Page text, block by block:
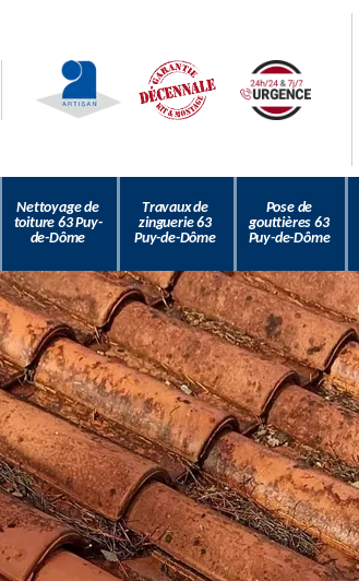
Nettoyage de
toiture 63 Puy-
de-Dôme
Travaux de
zinguerie 63
Puy-de-Dôme
Pose de
gouttières 63
Puy-de-Dôme